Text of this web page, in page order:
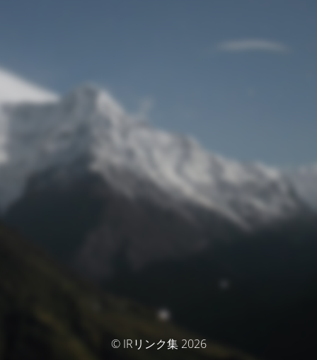
© IRリンク集 2026